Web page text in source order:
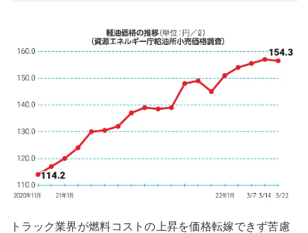
トラック業界が燃料コストの上昇を価格転嫁できず苦慮